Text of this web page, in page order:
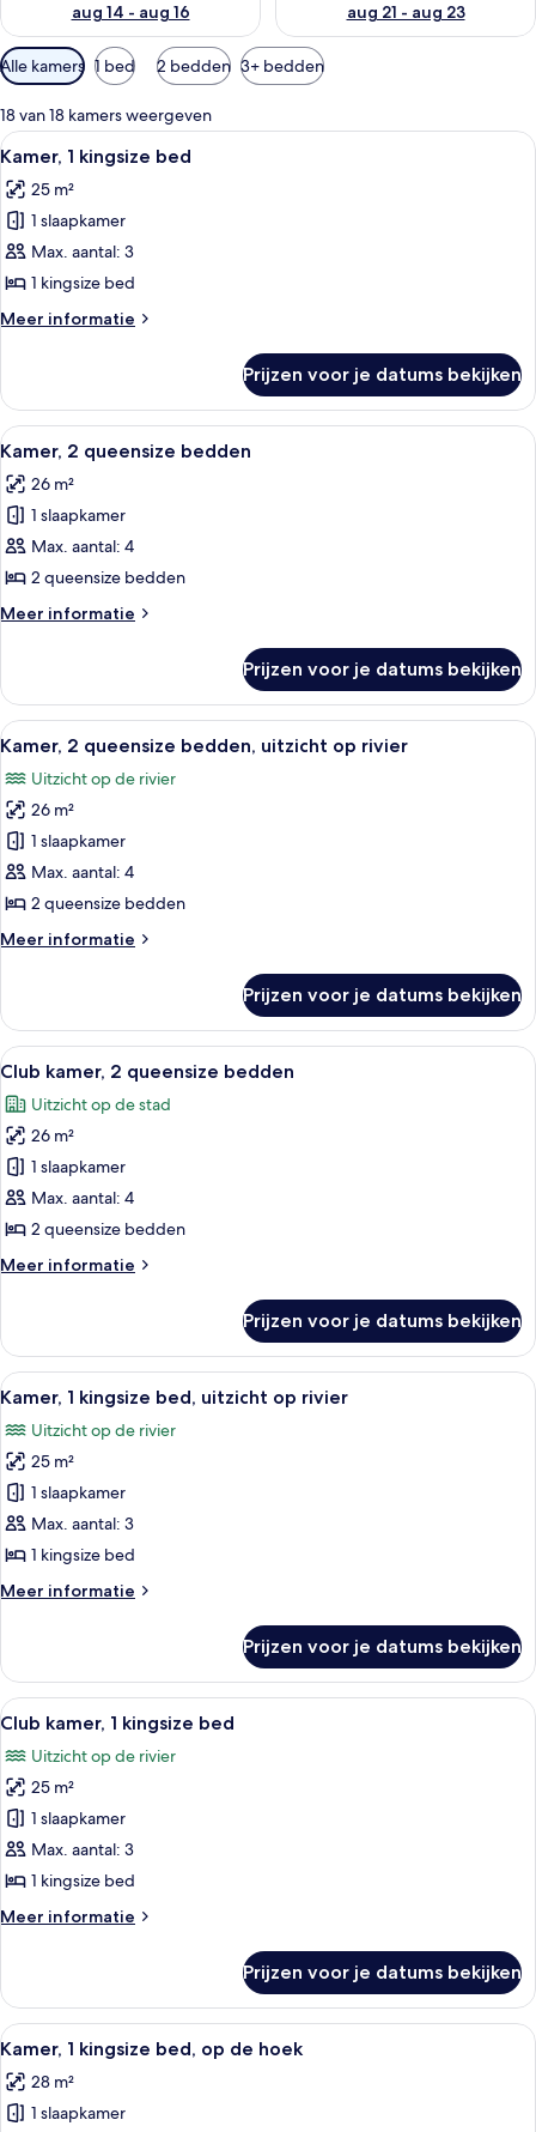
aug 14 - aug 16
aug 21 - aug 23
Beschikbare
filters
voor
kamers
Alle kamers 1 bed 2 bedden 3+ bedden
18 van 18 kamers weergeven
Alle
foto's
voor
Kamer,
1
kingsize
bed
laden
Een moderne hotelkamer met een
8
Kamer, 1 kingsize bed
25 m²
1 slaapkamer
Max. aantal: 3
1 kingsize bed
Meer informatie
Meer
1
kingsize
bed
Prijzen voor je datums bekijken
Alle
foto's
voor
Kamer,
2
queensize
bedden
laden
Een hotelkamer met twee bedden,
6
Kamer, 2 queensize bedden
26 m²
1 slaapkamer
Max. aantal: 4
2 queensize bedden
Meer informatie
Meer
2
queensize
bedden
Prijzen voor je datums bekijken
Alle
foto's
voor
Kamer,
2
queensize
bedden,
op
Een hotelkamer met twee bedden,
8
Kamer, 2 queensize bedden, uitzicht op rivier
Uitzicht op de rivier
26 m²
1 slaapkamer
Max. aantal: 4
2 queensize bedden
Meer informatie
Meer
2
queensize
bedden,
op
rivier
Prijzen voor je datums bekijken
Alle
foto's
voor
Club
kamer,
2
queensize
laden
Een hotelkamer met twee bedden,
18
Club kamer, 2 queensize bedden
Uitzicht op de stad
26 m²
1 slaapkamer
Max. aantal: 4
2 queensize bedden
Meer informatie
Meer
kamer,
queensize
Prijzen voor je datums bekijken
Alle
foto's
voor
Kamer,
kingsize
bed,
op
Een moderne hotelkamer met een
9
Kamer, 1 kingsize bed, uitzicht op rivier
Uitzicht op de rivier
25 m²
1 slaapkamer
Max. aantal: 3
1 kingsize bed
Meer informatie
Meer
1
kingsize
bed,
op
rivier
Prijzen voor je datums bekijken
Alle
foto's
voor
Club
kamer,
1
kingsize
laden
Een moderne hotelkamer met een
20
Club kamer, 1 kingsize bed
Uitzicht op de rivier
25 m²
1 slaapkamer
Max. aantal: 3
1 kingsize bed
Meer informatie
Meer
kamer,
kingsize
Prijzen voor je datums bekijken
Alle
foto's
voor
Kamer,
Een hotelkamer met een groot bed,
10
Kamer, 1 kingsize bed, op de hoek
28 m²
1 slaapkamer